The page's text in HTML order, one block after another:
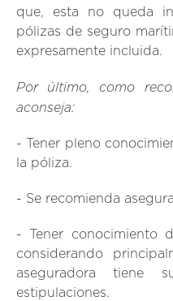
que, esta no queda
pólizas de seguro
expresamente incluida.
Por último, como
aconseja:
- Tener pleno
la póliza.
- Se recomienda
- Tener conocimiento
considerando
aseguradora tiene
estipulaciones.